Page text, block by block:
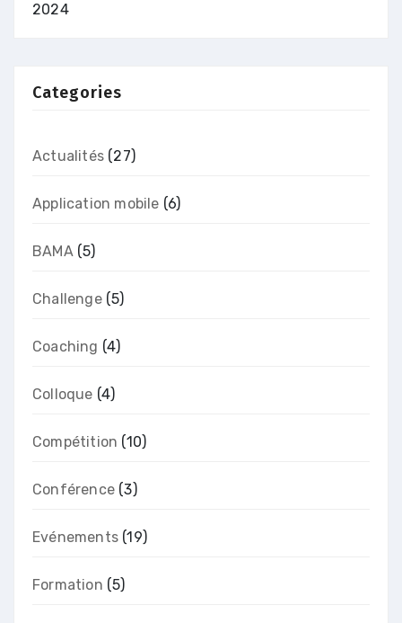
2024
Categories
Actualités (27)
Application mobile (6)
BAMA(5)
Challenge(5)
Coaching (4)
Colloque (4)
Compétition (10)
Conférence (3)
Evénements (19)
Formation (5)